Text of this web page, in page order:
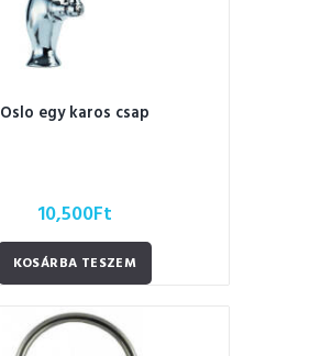
Oslo egy karos csap
10,500Ft
KOSÁRBA TESZEM